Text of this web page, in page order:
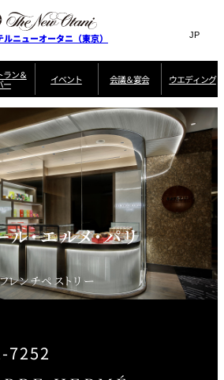
ルニューオータニ（東京） Search
サ
ト
内
検
索
窓
を
開
閉
言
切
替
え
メ
ニ
ュ
を
開
閉
JP(日本語)
EN
Select Language▼
ニューオータニ・
ガーデンタワー スイートのご案内
サービスガイド ルームサービス
宿泊者限定
ディナ ーご優待
のご案内
誕生日や記念日の
お祝いに
ラン＆
ー
個室のご案内
ご家族で楽し
む小個室
タワーレスト
ラン
ガーデンラウ
ンジ
トレーダーヴ
ィックス 東京
ピエール・エ
ルメ・パリ
ィックス 東京 スタ
イベント 会議＆宴会
会
議
＆
宴
会
宴会場一覧 プラン一覧
合せフォーム
ウエディング
ウ
エ
ン
グ
ウエディングスタ
イル コン
披露宴 料理・
ムービー TOKYO
ホテルへのアクセ
ス
ル・エルメ・パリ
レンチペストリー
7252